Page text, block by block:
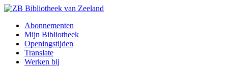
Abonnementen
Mijn Bibliotheek
Openingstijden
Translate
Werken bij